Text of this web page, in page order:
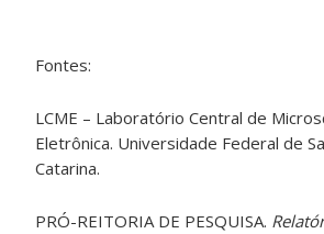
Fontes:
LCME – Laboratório Central de
Eletrônica. Universidade Federal de
Catarina.
PRÓ-REITORIA DE PESQUISA.